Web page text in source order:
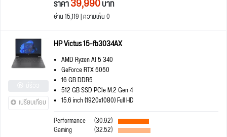
ราคา บาท
อ่าน 15,119 | ความเห็น 0
เปรียบเทียบ
HP Victus 15-fb3034AX
AMD Ryzen AI 5 340
GeForce RTX 5050
16 GB DDR5
512 GB SSD PCIe M.2 Gen 4
15.6 inch (1920x1080) Full HD
Performance
(30.92)
Gaming (32.52)